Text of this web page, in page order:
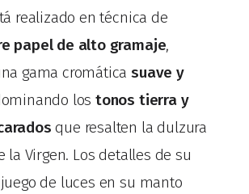
realizado en técnica de
papel de alto gramaje,
gama cromática suave y
lostonos tierra y
que resalten la dulzura
la Virgen. Los detalles de su
de luces en su manto